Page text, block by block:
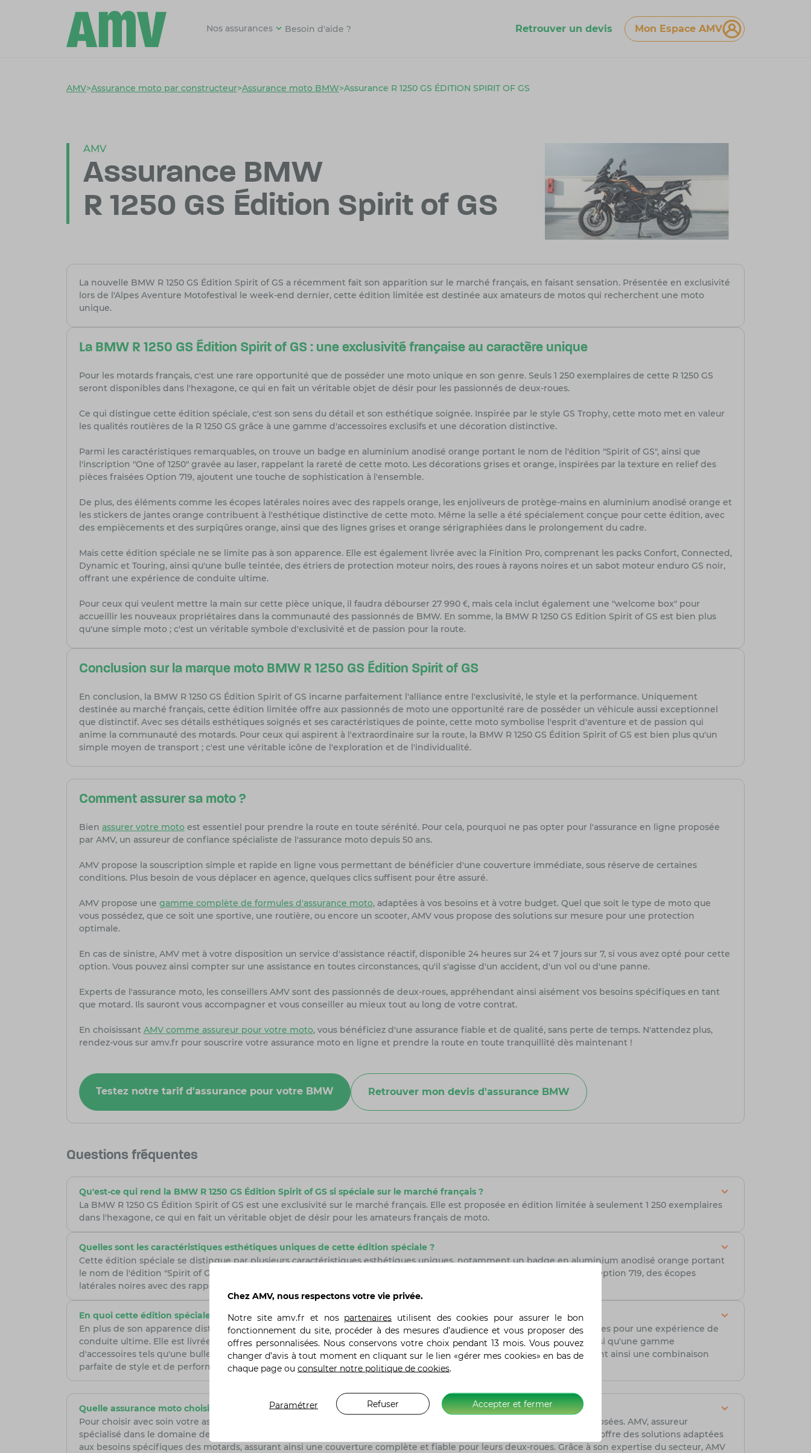
Nos assurances Besoin d'aide ? Retrouver un devis Mon Espace AMV
AMV>Assurance moto par constructeur>Assurance moto BMW>Assurance R 1250 GS ÉDITION SPIRIT OF GS
AMV
Assurance BMW
R 1250 GS Édition Spirit of GS
La nouvelle BMW R 1250 GS Édition Spirit of GS a récemment fait son apparition sur le marché français, en faisant sensation. Présentée en exclusivité
lors de l'Alpes Aventure Motofestival le week-end dernier, cette édition limitée est destinée aux amateurs de motos qui recherchent une moto
unique.
La BMW R 1250 GS Édition Spirit of GS : une exclusivité française au caractère unique
Pour les motards français, c'est une rare opportunité que de posséder une moto unique en son genre. Seuls 1 250 exemplaires de cette R 1250 GS
seront disponibles dans l'hexagone, ce qui en fait un véritable objet de désir pour les passionnés de deux-roues.
Ce qui distingue cette édition spéciale, c'est son sens du détail et son esthétique soignée. Inspirée par le style GS Trophy, cette moto met en valeur
les qualités routières de la R 1250 GS grâce à une gamme d'accessoires exclusifs et une décoration distinctive.
Parmi les caractéristiques remarquables, on trouve un badge en aluminium anodisé orange portant le nom de l'édition "Spirit of GS", ainsi que
l'inscription "One of 1250" gravée au laser, rappelant la rareté de cette moto. Les décorations grises et orange, inspirées par la texture en relief des
pièces fraisées Option 719, ajoutent une touche de sophistication à l'ensemble.
De plus, des éléments comme les écopes latérales noires avec des rappels orange, les enjoliveurs de protège-mains en aluminium anodisé orange et
les stickers de jantes orange contribuent à l'esthétique distinctive de cette moto. Même la selle a été spécialement conçue pour cette édition, avec
des empiècements et des surpiqûres orange, ainsi que des lignes grises et orange sérigraphiées dans le prolongement du cadre.
Mais cette édition spéciale ne se limite pas à son apparence. Elle est également livrée avec la Finition Pro, comprenant les packs Confort, Connected,
Dynamic et Touring, ainsi qu'une bulle teintée, des étriers de protection moteur noirs, des roues à rayons noires et un sabot moteur enduro GS noir,
offrant une expérience de conduite ultime.
Pour ceux qui veulent mettre la main sur cette pièce unique, il faudra débourser 27 990 €, mais cela inclut également une "welcome box" pour
accueillir les nouveaux propriétaires dans la communauté des passionnés de BMW. En somme, la BMW R 1250 GS Edition Spirit of GS est bien plus
qu'une simple moto ; c'est un véritable symbole d'exclusivité et de passion pour la route.
Conclusion sur la marque moto BMW R 1250 GS Édition Spirit of GS
En conclusion, la BMW R 1250 GS Édition Spirit of GS incarne parfaitement l'alliance entre l'exclusivité, le style et la performance. Uniquement
destinée au marché français, cette édition limitée offre aux passionnés de moto une opportunité rare de posséder un véhicule aussi exceptionnel
que distinctif. Avec ses détails esthétiques soignés et ses caractéristiques de pointe, cette moto symbolise l'esprit d'aventure et de passion qui
anime la communauté des motards. Pour ceux qui aspirent à l'extraordinaire sur la route, la BMW R 1250 GS Édition Spirit of GS est bien plus qu'un
simple moyen de transport ; c'est une véritable icône de l'exploration et de l'individualité.
Comment assurer sa moto ?
Bien assurer votre motoest essentiel pour prendre la route en toute sérénité. Pour cela, pourquoi ne pas opter pour l'assurance en ligne proposée
par AMV, un assureur de confiance spécialiste de l'assurance moto depuis 50 ans.
AMV propose la souscription simple et rapide en ligne vous permettant de bénéficier d'une couverture immédiate, sous réserve de certaines
conditions. Plus besoin de vous déplacer en agence, quelques clics suffisent pour être assuré.
AMV propose une gamme complète de formules d'assurance moto, adaptées à vos besoins et à votre budget. Quel que soit le type de moto que
vous possédez, que ce soit une sportive, une routière, ou encore un scooter, AMV vous propose des solutions sur mesure pour une protection
optimale.
En cas de sinistre, AMV met à votre disposition un service d'assistance réactif, disponible 24 heures sur 24 et 7 jours sur 7, si vous avez opté pour cette
option. Vous pouvez ainsi compter sur une assistance en toutes circonstances, qu'il s'agisse d'un accident, d'un vol ou d'une panne.
Experts de l'assurance moto, les conseillers AMV sont des passionnés de deux-roues, appréhendant ainsi aisément vos besoins spécifiques en tant
que motard. Ils sauront vous accompagner et vous conseiller au mieux tout au long de votre contrat.
En choisissant AMV comme assureur pour votre moto, vous bénéficiez d'une assurance fiable et de qualité, sans perte de temps. N'attendez plus,
rendez-vous sur amv.fr pour souscrire votre assurance moto en ligne et prendre la route en toute tranquillité dès maintenant !
Testez notre tarif d'assurance pour votre BMW Retrouver mon devis d'assurance BMW
Questions fréquentes
Qu'est-ce qui rend la BMW R 1250 GS Édition Spirit of GS si spéciale sur le marché français ?
La BMW R 1250 GS Édition Spirit of GS est une exclusivité sur le marché français. Elle est proposée en édition limitée à seulement 1 250 exemplaires
dans l'hexagone, ce qui en fait un véritable objet de désir pour les amateurs français de moto.
Quelles sont les caractéristiques esthétiques uniques de cette édition spéciale ?
Cette édition spéciale se distingue par plusieurs caractéristiques esthétiques uniques, notamment un badge en aluminium anodisé orange portant
le nom de l'édition "Spirit of GS", des décorations grises et orange inspirées par la texture en relief des pièces fraisées Option 719, des écopes
latérales noires avec des rappels orange, et des stickers de jantes orange, entre autres.
En quoi cette édition spéciale va-t-elle au-delà de l'aspect esthétique ?
En plus de son apparence distinctive, la BMW R 1250 GS Édition Spirit of GS offre également des fonctionnalités avancées pour une expérience de
conduite ultime. Elle est livrée avec la Finition Pro, comprenant des packs Confort, Connected, Dynamic et Touring, ainsi qu'une gamme
d'accessoires tels qu'une bulle teintée, des étriers de protection moteur noirs et un sabot moteur enduro GS noir, offrant ainsi une combinaison
parfaite de style et de performance.
Quelle assurance moto choisir ?
Pour choisir avec soin votre assurance moto, il est primordial de comparer les tarifs, les garanties et les franchises proposées. AMV, assureur
spécialisé dans le domaine de la moto, est une option à prendre en sérieuse considération. Fort de son expertise, AMV offre des solutions adaptées
aux besoins spécifiques des motards, assurant ainsi une couverture complète et fiable pour leurs deux-roues. Grâce à son expertise du secteur, AMV
Chez AMV, nous respectons votre vie privée.
Notre siteamv.fr et nos partenaires utilisent des cookies pour assurer le bon
fonctionnement du site, procéder à des mesures d’audience et vous proposer des
offres personnalisées. Nous conservons votre choix pendant 13 mois. Vous pouvez
changer d’avis à tout moment en cliquant sur le lien «gérer mes cookies» en bas de
chaque page ou consulter notre politique de cookies.
Accepter et fermer
Refuser
Paramétrer